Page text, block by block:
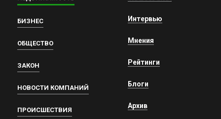
БИЗНЕС
ОБЩЕСТВО
ЗАКОН
НОВОСТИ КОМПАНИЙ
ПРОИСШЕСТВИЯ
Интервью
Мнения
Рейтинги
Блоги
Архив